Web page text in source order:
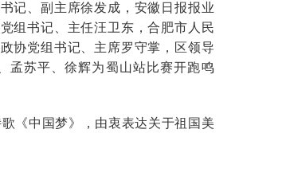
记、副主席徐发成，安徽日报报业
组书记、主任汪卫东，合肥市人民
协党组书记、主席罗守掌，区领导
孟苏平、徐辉为蜀山站比赛开跑鸣
《中国梦》，由衷表达关于祖国美